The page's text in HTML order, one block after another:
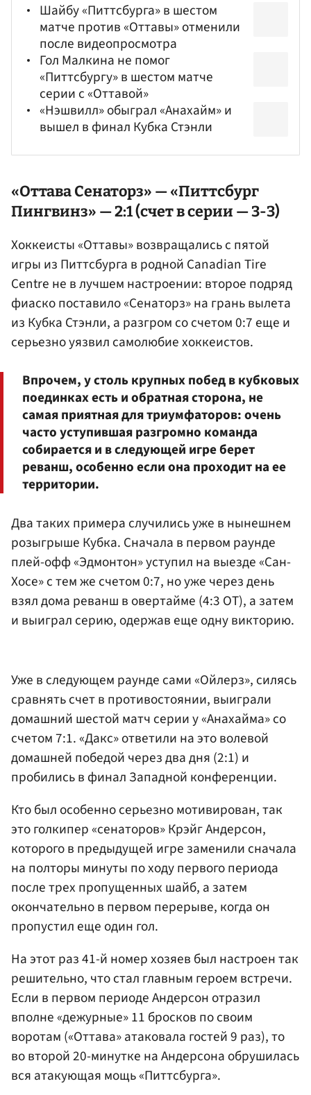
Шайбу «Питтсбурга» в шестом
матче против «Оттавы» отменили
после видеопросмотра
Гол Малкина не помог
«Питтсбургу» в шестом матче
серии с «Оттавой»
«Нэшвилл» обыграл «Анахайм» и
вышел в финал Кубка Стэнли
«Оттава Сенаторз» — «Питтсбург
Пингвинз» — 2:1 (счет в серии — 3-3)
Хоккеисты «Оттавы» возвращались с пятой
игры из Питтсбурга в родной Canadian Tire
Centre не в лучшем настроении: второе подряд
фиаско поставило «Сенаторз» на грань вылета
из Кубка Стэнли, а разгром со счетом 0:7 еще и
серьезно уязвил самолюбие хоккеистов.
Впрочем, у столь крупных побед в кубковых
поединках есть и обратная сторона, не
самая приятная для триумфаторов: очень
часто уступившая разгромно команда
собирается и в следующей игре берет
реванш, особенно если она проходит на ее
территории.
Два таких примера случились уже в нынешнем
розыгрыше Кубка. Сначала в первом раунде
плей-офф «Эдмонтон» уступил на выезде «Сан-
Хосе» с тем же счетом 0:7, но уже через день
взял дома реванш в овертайме (4:3 ОТ), а затем
и выиграл серию, одержав еще одну викторию.
Уже в следующем раунде сами «Ойлерз», силясь
сравнять счет в противостоянии, выиграли
домашний шестой матч серии у «Анахайма» со
счетом 7:1. «Дакс» ответили на это волевой
домашней победой через два дня (2:1) и
пробились в финал Западной конференции.
Кто был особенно серьезно мотивирован, так
это голкипер «сенаторов» Крэйг Андерсон,
которого в предыдущей игре заменили сначала
на полторы минуты по ходу первого периода
после трех пропущенных шайб, а затем
окончательно в первом перерыве, когда он
пропустил еще один гол.
На этот раз 41-й номер хозяев был настроен так
решительно, что стал главным героем встречи.
Если в первом периоде Андерсон отразил
вполне «дежурные» 11 бросков по своим
воротам («Оттава» атаковала гостей 9 раз), то
во второй 20-минутке на Андерсона обрушилась
вся атакующая мощь «Питтсбурга».